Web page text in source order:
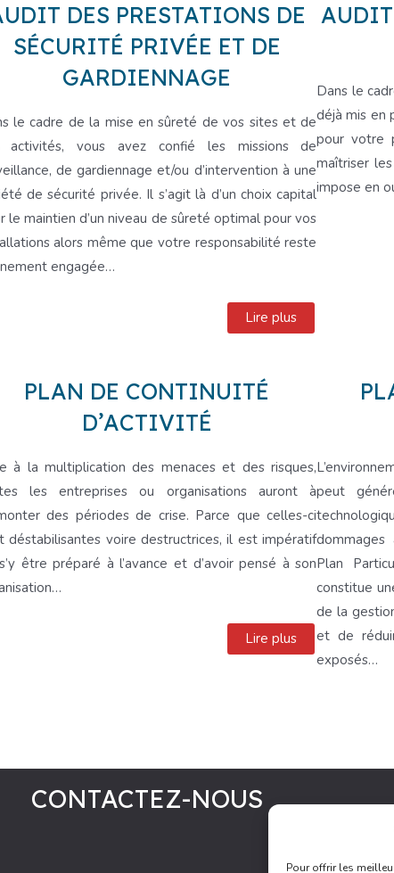
Pour offrir les
DES PRESTATIONS DE
SÉCURITÉ PRIVÉE ET DE
GARDIENNAGE
le cadre de la mise en sûreté de vos sites et de
activités, vous avez confié les missions de
de gardiennage et/ou d’intervention à une
de sécurité privée. Il s’agit là d’un choix capital
le maintien d’un niveau de sûreté optimal pour vos
alors même que votre responsabilité reste
engagée…
Lire plus
Dans le
déjà mis en
pour votre
maîtriser
impose en
PLAN DE CONTINUITÉ
D’ACTIVITÉ
à la multiplication des menaces et des risques,
les entreprises ou organisations auront à
des périodes de crise. Parce que celles-ci
déstabilisantes voire destructrices, il est impératif
être préparé à l’avance et d’avoir pensé à son
Lire plus
peut
dommages
Plan
constitue
de la
et de
exposés…
CONTACTEZ-NOUS